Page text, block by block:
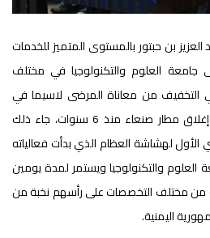
بن حبتور بالمستوى المتميز للخدمات
العلوم والتكنولوجيا في مختلف
التخفيف من معاناة المرضى لاسيما في
ظل استمرار الحصار والعدوان وإغلاق مطار صنعاء منذ 6 سنوات، جاء ذلك
الأول لهشاشة العظام الذي بدأت فعالياته
والتكنولوجيا ويستمر لمدة يومين
طبيب وطبيبة من مختلف التخصصات على رأسهم نخبة من
اليمنية.